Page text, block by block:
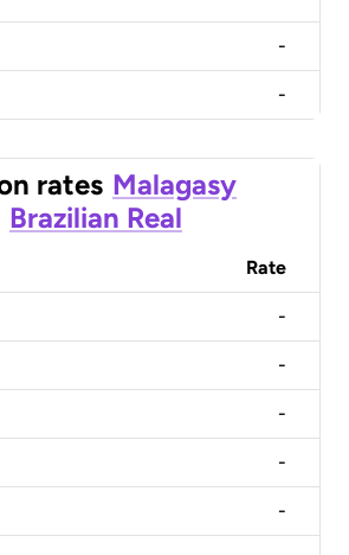
-
-
rates Malagasy
Brazilian Real
Rate
-
-
-
-
-